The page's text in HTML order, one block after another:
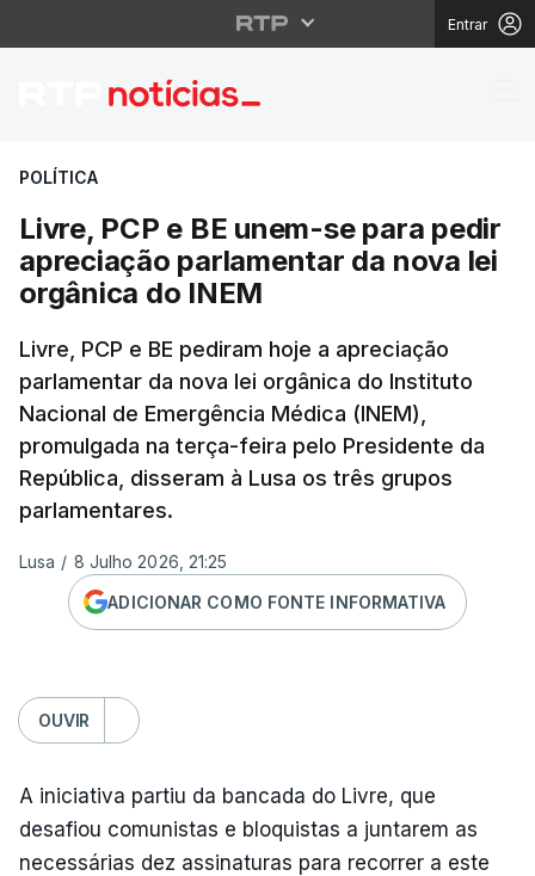
Entrar
Livre, PCP e BE
POLÍTICA
Livre, PCP e BE unem-se para pedir
apreciação parlamentar da nova lei
orgânica do INEM
Livre, PCP e BE pediram hoje a apreciação
parlamentar da nova lei orgânica do Instituto
Nacional de Emergência Médica (INEM),
promulgada na terça-feira pelo Presidente da
República, disseram à Lusa os três grupos
parlamentares.
Lusa / 8 Julho 2026, 21:25
ADICIONAR COMO FONTE INFORMATIVA
OUVIR
A iniciativa partiu da bancada do Livre, que
desafiou comunistas e bloquistas a juntarem as
necessárias dez assinaturas para recorrer a este